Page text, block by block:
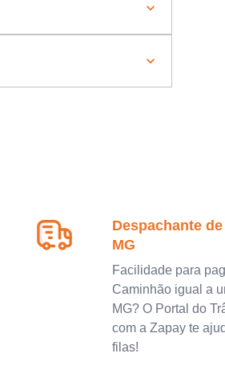
Despachante
MG
Facilidade para
Caminhão igual a
MG? O Portal do
com a Zapay te
filas!